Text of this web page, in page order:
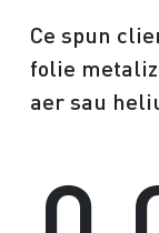
Ce spun
folie
aer sau